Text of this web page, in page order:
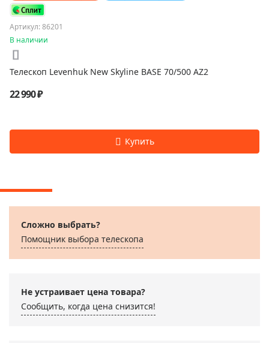
Артикул: 86201
В наличии
Телескоп Levenhuk New Skyline BASE 70/500 AZ2
22 990 ₽
Сложно выбрать?
Помощник выбора телескопа
Не устраивает цена товара?
Сообщить, когда цена снизится!